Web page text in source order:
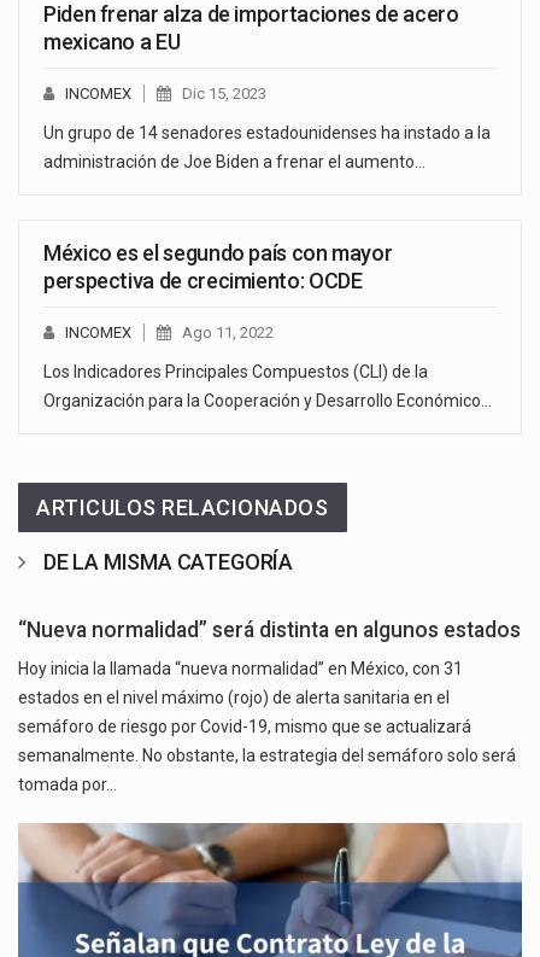
Piden frenar alza de importaciones de acero
mexicano a EU
INCOMEX Dic 15, 2023
Un grupo de 14 senadores estadounidenses ha instado a la
administración de Joe Biden a frenar el aumento…
México es el segundo país con mayor
perspectiva de crecimiento: OCDE
INCOMEX Ago 11, 2022
Los Indicadores Principales Compuestos (CLI) de la
Organización para la Cooperación y Desarrollo Económico…
ARTICULOS RELACIONADOS
DE LA MISMA CATEGORÍA
“Nueva normalidad” será distinta en algunos estados
Hoy inicia la llamada “nueva normalidad” en México, con 31
estados en el nivel máximo (rojo) de alerta sanitaria en el
semáforo de riesgo por Covid-19, mismo que se actualizará
semanalmente. No obstante, la estrategia del semáforo solo será
tomada por…